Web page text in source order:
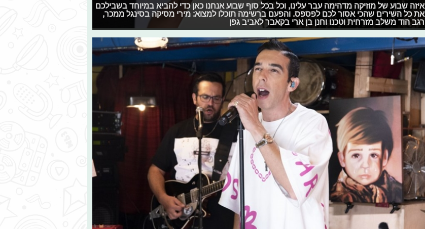
איזה שבוע של מוזיקה מדהימה עבר עלינו, וכל בכל סוף שבוע אנחנו כאן כדי להביא במיוחד בשבילכם
את כל השירים שהכי אסור לכם לפספס. והפעם ברשימה תוכלו למצוא: מירי מסיקה בסינגל ממכר,
רגב הוד משלב מזרחית וטכנו וחנן בן ארי בקאבר לאביב גפן